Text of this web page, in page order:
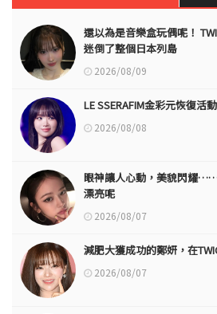
還以為是音樂盒玩偶呢！
迷倒了整個日本列島
2026/08/09
LE SSERAFIM金彩元恢復活
2026/08/08
眼神讓人心動，美貌閃耀
漂亮呢
2026/08/07
減肥大獲成功的鄭妍，在
2026/08/07